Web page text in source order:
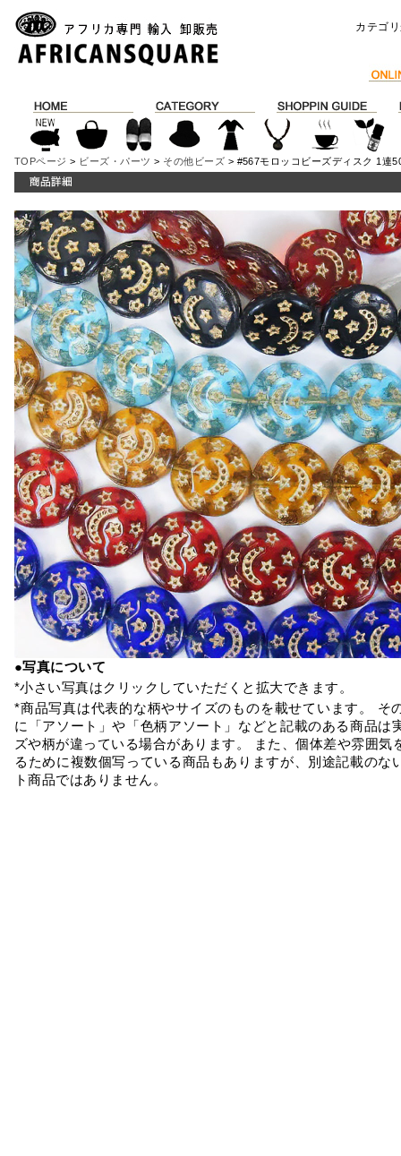
カテゴ
TOPページ > ビーズ・パーツ > その他ビーズ > #567モロッコビーズディスク 1連
●写真について
*小さい写真はクリックしていただくと拡大できます。
*商品写真は代表的な柄やサイズのものを載せています。 そ
に「アソート」や「色柄アソート」などと記載のある商品は
ズや柄が違っている場合があります。 また、個体差や雰囲気
るために複数個写っている商品もありますが、別途記載のな
ト商品ではありません。